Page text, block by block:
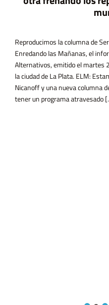
Reproducimos la columna de
Enredando las Mañanas, el
Alternativos, emitido el martes
la ciudad de La Plata. ELM:
Nicanoff y una nueva columna
tener un programa atravesado